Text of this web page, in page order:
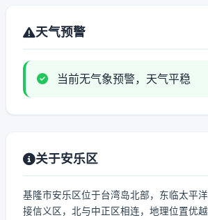
天气预警
当前无气象预警，天气平稳
关于安乐区
基隆市安乐区位于台湾岛北部，东临太平
接信义区，北与中正区相连，地理位置优越